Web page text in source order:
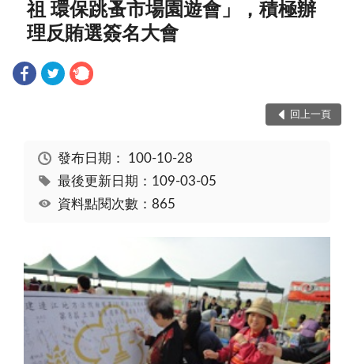
祖 環保跳蚤市場園遊會」，積極辦
理反賄選簽名大會
回上一頁
發布日期： 100-10-28
最後更新日期：109-03-05
資料點閱次數：865